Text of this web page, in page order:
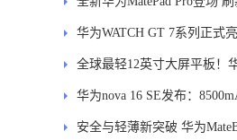
录
华为WATCH GT 7系列正式
新体验
全球最轻12英寸大屏平板！
MatePad Pro正式发布
华为nova 16 SE发布：
安全与轻薄新突破 华为